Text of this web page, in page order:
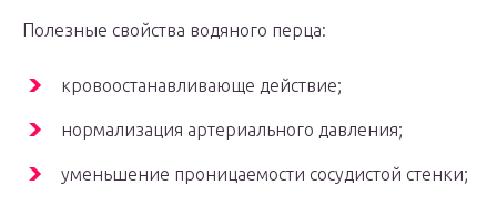
Полезные свойства водяного перца:
кровоостанавливающе действие;
нормализация артериального давления;
уменьшение проницаемости сосудистой стенки;